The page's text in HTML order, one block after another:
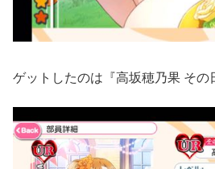
ゲットしたのは『高坂穂乃果 その